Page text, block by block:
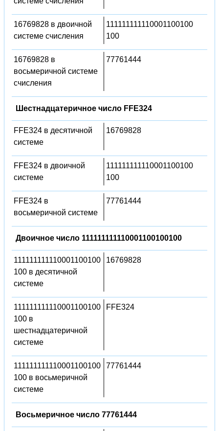
16769828 в двоичной
системе счисления
111111111110001100100
100
16769828 в
восьмеричной системе
счисления
77761444
Шестнадцатеричное число FFE324
FFE324 в десятичной
системе
16769828
FFE324 в двоичной
системе
111111111110001100100
100
FFE324 в
восьмеричной системе
77761444
Двоичное число 111111111110001100100100
111111111110001100100
100 в десятичной
системе
16769828
111111111110001100100
100 в
шестнадцатеричной
системе
FFE324
111111111110001100100
100 в восьмеричной
системе
77761444
Восьмеричное число 77761444